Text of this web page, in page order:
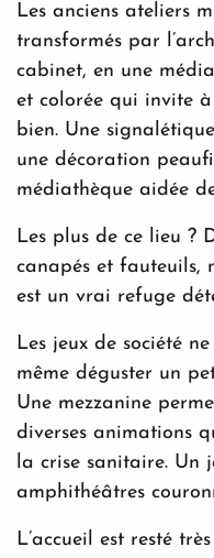
Les anciens ateliers
transformés par
cabinet, en une
et colorée qui invite à
bien. Une
une décoration
médiathèque aidée
Les plus de ce lieu ?
canapés et fauteuils,
est un vrai refuge
Les jeux de société
même déguster un
Une mezzanine
diverses animations
la crise sanitaire. Un
amphithéâtres
L’accueil est resté